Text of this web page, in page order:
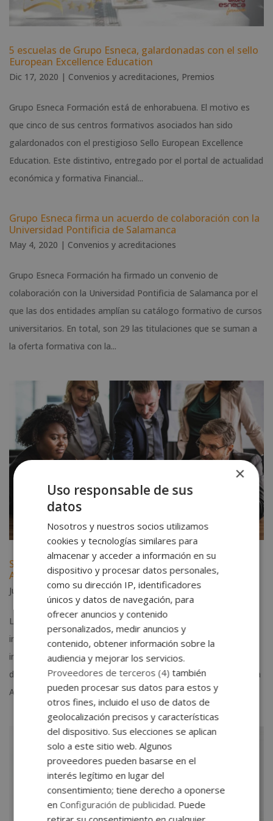
5 escuelas de Grupo Esneca, galardonadas con el sello
European Excellence Education
Dic 17, 2020 | Convenios y acreditaciones, Premios
Grupo Esneca Formación está de enhorabuena. El motivo es
que cinco de sus centros formativos asociados han sido
galardonados con el prestigioso Sello European Excellence
Education. Este distintivo, entregado por el portal de actualidad
económica y formativa Financial...
Grupo Esneca firma un acuerdo de colaboración con la
Universidad Pontificia de Salamanca
May 4, 2020 | Convenios y acreditaciones
Grupo Esneca Formación ha firmado un convenio de
colaboración con la Universidad Pontificia de Salamanca por el
que las dos entidades amplían su catálogo formativo de cursos
universitarios. En total, son 29 las titulaciones que se suman a
la oferta formativa con la...
Select Business School, nuevo miembro de la
Asociación Española de Escuelas de Negocios
Jul 16, 2018|Convenios y acreditaciones,Formación
La Asociación Española de Escuelas de Negocios acaba de
incorporar un nuevo miembro. Select Business School,
institución educativa que forma parte de Grupo Esneca, acaba
de ser aceptada por unanimidad como miembro asociado de la
AEEN. Nos enorgullece que otra de...
×
Uso responsable de sus
datos
Nosotros y nuestros socios utilizamos
cookies y tecnologías similares para
almacenar y acceder a información en su
dispositivo y procesar datos personales,
como su dirección IP, identificadores
únicos y datos de navegación, para
ofrecer anuncios y contenido
personalizados, medir anuncios y
contenido, obtener información sobre la
audiencia y mejorar los servicios.
Proveedores de terceros (4) también
pueden procesar sus datos para estos y
otros fines, incluido el uso de datos de
geolocalización precisos y características
del dispositivo. Sus elecciones se aplican
solo a este sitio web. Algunos
proveedores pueden basarse en el
interés legítimo en lugar del
consentimiento; tiene derecho a oponerse
en Configuración de publicidad. Puede